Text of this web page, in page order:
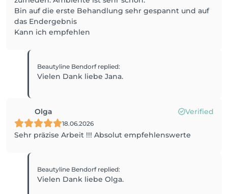
Bin auf die erste Behandlung sehr gespannt und auf
das Endergebnis
Kann ich empfehlen
Beautyline Bendorf replied:
Vielen Dank liebe Jana.
Olga Verified
18.06.2026
Sehr präzise Arbeit !!! Absolut empfehlenswerte
Beautyline Bendorf replied:
Vielen Dank liebe Olga.